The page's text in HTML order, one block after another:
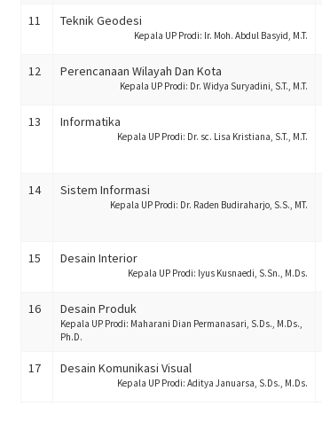
11 Teknik Geodesi
Kepala UP Prodi: Ir. Moh. Abdul Basyid, M.T.
12 Perencanaan Wilayah Dan Kota
Kepala UP Prodi: Dr. Widya Suryadini, S.T., M.T.
13 Informatika
Kepala UP Prodi: Dr. sc. Lisa Kristiana, S.T., M.T.
14 Sistem Informasi
Kepala UP Prodi: Dr. Raden Budiraharjo, S.S., MT.
15 Desain Interior
Kepala UP Prodi: Iyus Kusnaedi, S.Sn., M.Ds.
16 Desain Produk
Kepala UP Prodi: Maharani Dian Permanasari, S.Ds., M.Ds.,
Ph.D.
17 Desain Komunikasi Visual
Kepala UP Prodi: Aditya Januarsa, S.Ds., M.Ds.